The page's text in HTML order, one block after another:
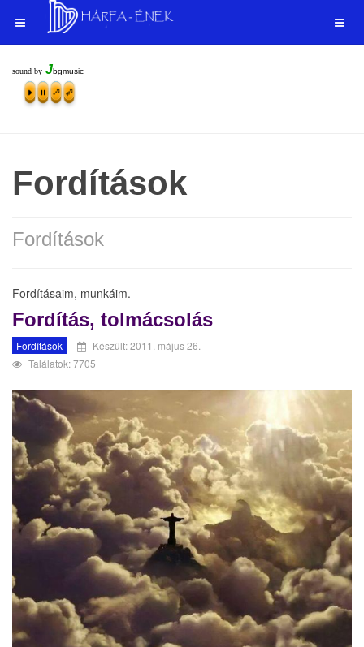
sound by Jbgmusic
Fordítások
Fordítások
Fordításaim, munkáim.
Fordítás, tolmácsolás
Fordítások
Készült: 2011. május 26.
Találatok: 7705